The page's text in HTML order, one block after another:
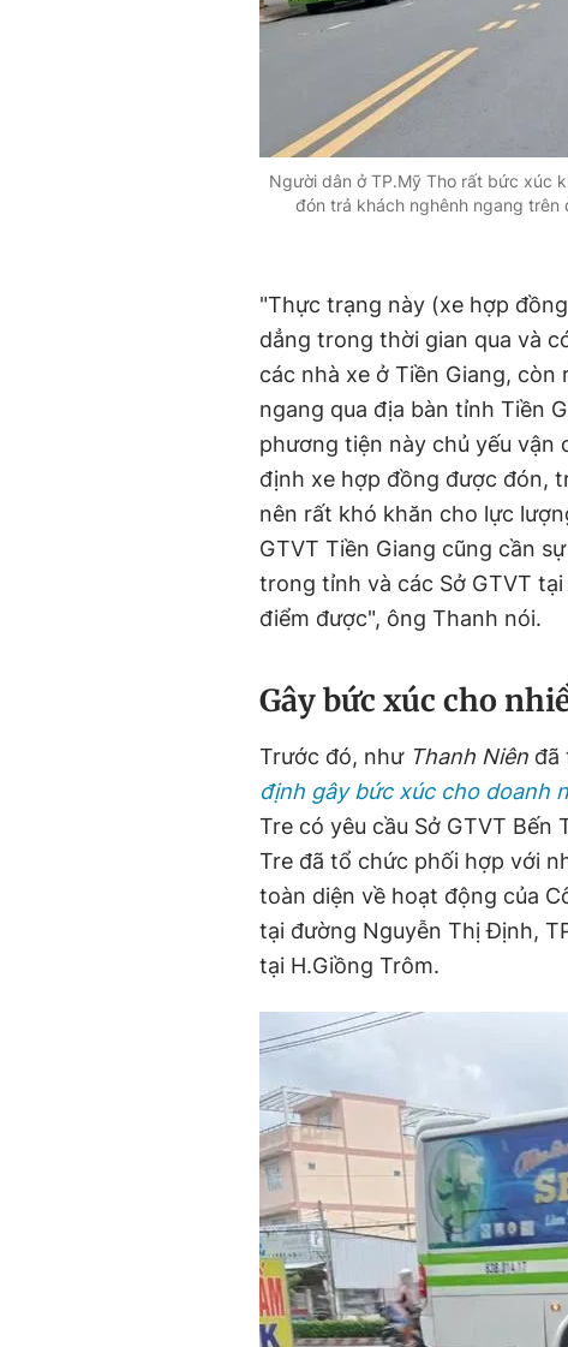
Người dân ở TP.Mỹ Tho rất bức xúc
đón trả khách nghênh ngang
"Thực trạng này (xe hợp
dẳng trong thời gian qua và
các nhà xe ở Tiền Giang,
ngang qua địa bàn tỉnh Tiền
phương tiện này chủ yếu vận
định xe hợp đồng được đón,
nên rất khó khăn cho lực
GTVT Tiền Giang cũng cần
trong tỉnh và các Sở GTVT
điểm được", ông Thanh nói.
Gây bức xúc cho
Trước đó, nhưThanh Niên đã
định gây bức xúc cho doanh
Tre có yêu cầu Sở GTVT Bến
Tre đã tổ chức phối hợp với
toàn diện về hoạt động của
tại đường Nguyễn Thị Định,
tại H.Giồng Trôm.